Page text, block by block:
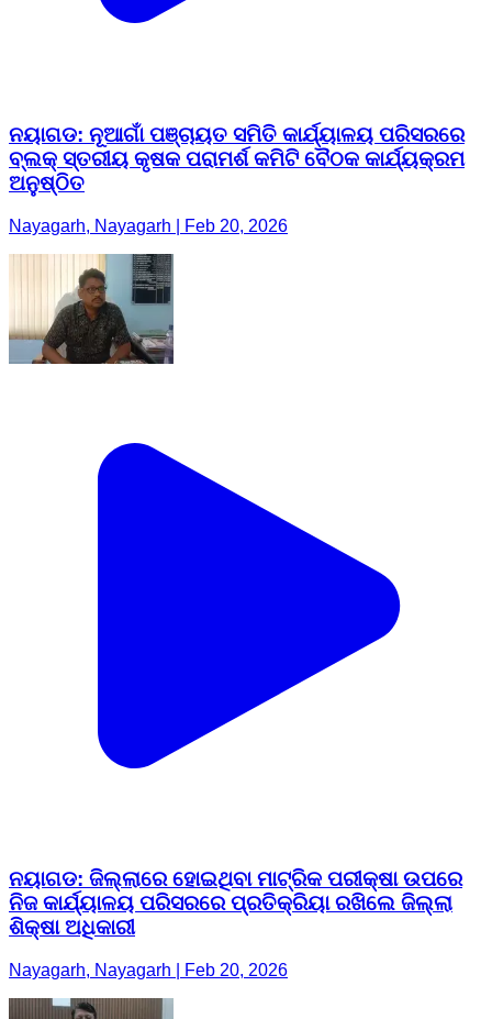
ନୟାଗଡ: ନୂଆଗାଁ ପଞ୍ଚାୟତ ସମିତି କାର୍ଯ୍ୟାଳୟ ପରିସରରେ
ବ୍ଲକ୍ ସ୍ତରୀୟ କୃଷକ ପରାମର୍ଶ କମିଟି ବୈଠକ କାର୍ଯ୍ୟକ୍ରମ
ଅନୁଷ୍ଠିତ
Nayagarh, Nayagarh | Feb 20, 2026
ନୟାଗଡ: ଜିଲ୍ଲାରେ ହୋଇଥିବା ମାଟ୍ରିକ ପରୀକ୍ଷା ଉପରେ
ନିଜ କାର୍ଯ୍ୟାଳୟ ପରିସରରେ ପ୍ରତିକ୍ରିୟା ରଖିଲେ ଜିଲ୍ଲା
ଶିକ୍ଷା ଅଧିକାରୀ
Nayagarh, Nayagarh | Feb 20, 2026